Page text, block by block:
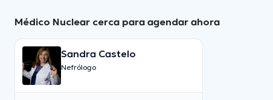
Médico Nuclear cerca para agendar ahora
Sandra Castelo
Nefrólogo